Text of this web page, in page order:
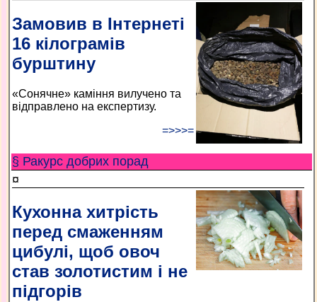
Замовив в Інтернеті
16 кілограмів
бурштину
«Сонячне» каміння вилучено та
відправлено на експертизу.
=>>>=
§ Ракурс добрих порад
¤
Кухонна хитрість
перед смаженням
цибулі, щоб овоч
став золотистим і не
підгорів